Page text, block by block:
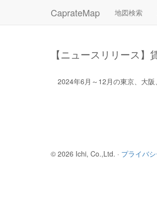
CaprateMap 地図検索
【ニュースリリース
2024年6月～12月の東京、大
© 2026 Ichi, Co.,Ltd. · プライバ